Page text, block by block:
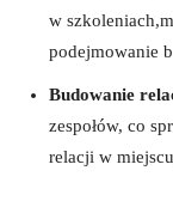
w
podejmowanie
Budowanie
zespołów, co
relacji w